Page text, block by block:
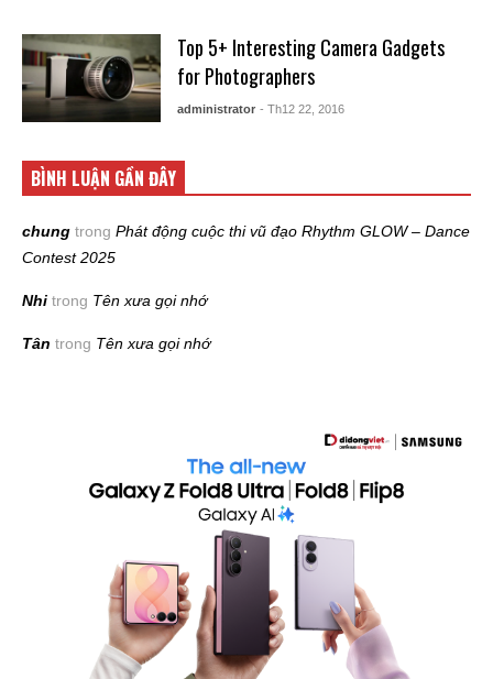
Top 5+ Interesting Camera Gadgets
for Photographers
administrator - Th12 22, 2016
BÌNH LUẬN GẦN ĐÂY
chung trong Phát động cuộc thi vũ đạo Rhythm GLOW – Dance
Contest 2025
Nhi trong Tên xưa gọi nhớ
Tân trong Tên xưa gọi nhớ